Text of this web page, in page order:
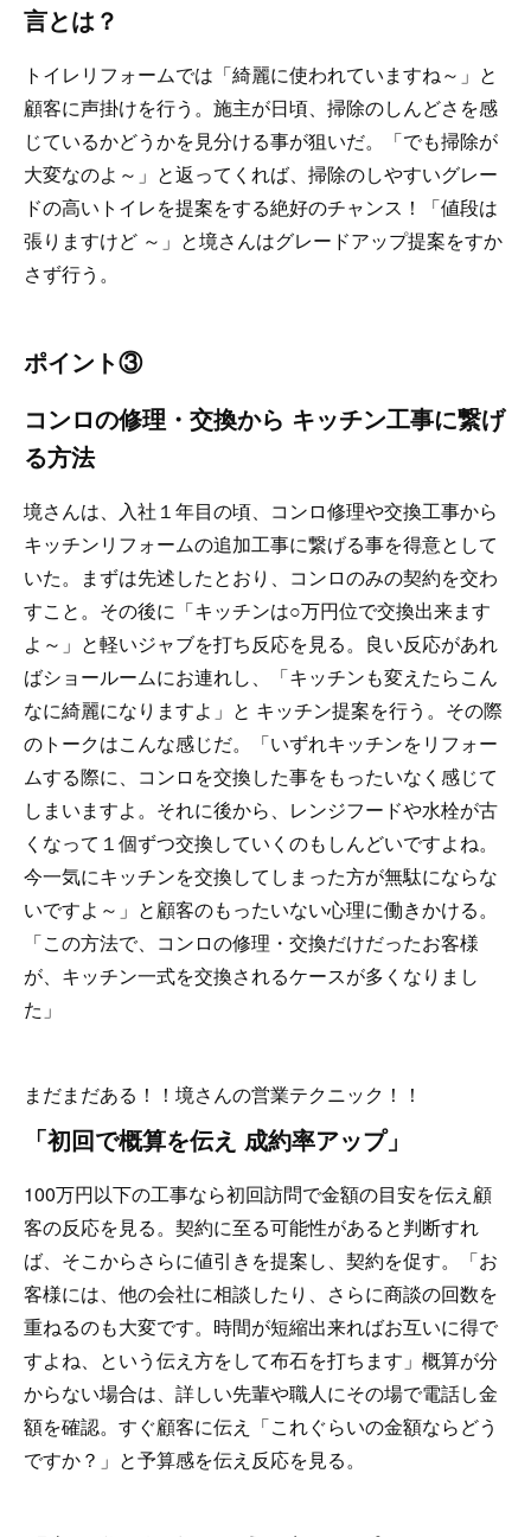
言とは？
トイレリフォームでは「綺麗に使われていますね～」と
顧客に声掛けを行う。施主が日頃、掃除のしんどさを感
じているかどうかを見分ける事が狙いだ。「でも掃除が
大変なのよ～」と返ってくれば、掃除のしやすいグレー
ドの高いトイレを提案をする絶好のチャンス！「値段は
張りますけど ～」と境さんはグレードアップ提案をすか
さず行う。
ポイント③
コンロの修理・交換から キッチン工事に繋げ
る方法
境さんは、入社１年目の頃、コンロ修理や交換工事から
キッチンリフォームの追加工事に繋げる事を得意として
いた。まずは先述したとおり、コンロのみの契約を交わ
すこと。その後に「キッチンは○万円位で交換出来ます
よ～」と軽いジャブを打ち反応を見る。良い反応があれ
ばショールームにお連れし、「キッチンも変えたらこん
なに綺麗になりますよ」と キッチン提案を行う。その際
のトークはこんな感じだ。「いずれキッチンをリフォー
ムする際に、コンロを交換した事をもったいなく感じて
しまいますよ。それに後から、レンジフードや水栓が古
くなって１個ずつ交換していくのもしんどいですよね。
今一気にキッチンを交換してしまった方が無駄にならな
いですよ～」と顧客のもったいない心理に働きかける。
「この方法で、コンロの修理・交換だけだったお客様
が、キッチン一式を交換されるケースが多くなりまし
た」
まだまだある！！境さんの営業テクニック！！
「初回で概算を伝え 成約率アップ」
100万円以下の工事なら初回訪問で金額の目安を伝え顧
客の反応を見る。契約に至る可能性があると判断すれ
ば、そこからさらに値引きを提案し、契約を促す。「お
客様には、他の会社に相談したり、さらに商談の回数を
重ねるのも大変です。時間が短縮出来ればお互いに得で
すよね、という伝え方をして布石を打ちます」概算が分
からない場合は、詳しい先輩や職人にその場で電話し金
額を確認。すぐ顧客に伝え「これぐらいの金額ならどう
ですか？」と予算感を伝え反応を見る。